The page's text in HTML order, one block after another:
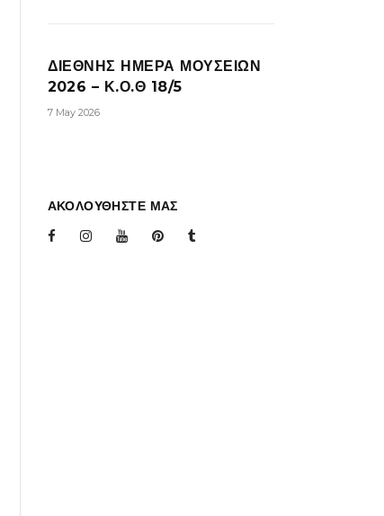
ΔΙΕΘΝΗΣ ΗΜΕΡΑ ΜΟΥΣΕΙΩΝ
2026 – Κ.Ο.Θ 18/5
7 May 2026
ΑΚΟΛΟΥΘΗΣΤΕ ΜΑΣ